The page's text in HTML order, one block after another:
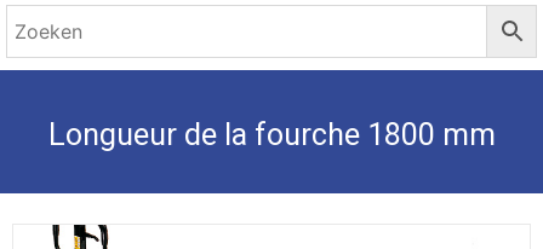
Longueur de la fourche 1800 mm